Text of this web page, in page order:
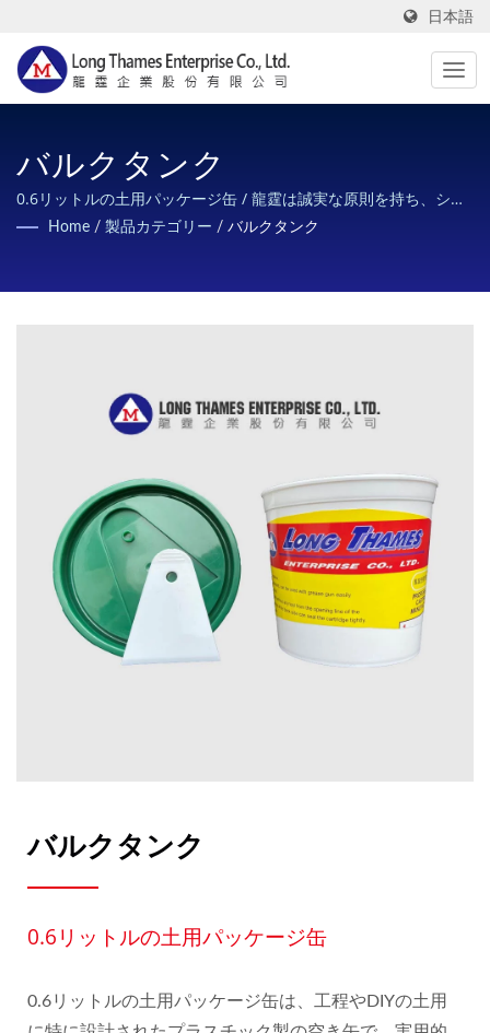
日本語
バルクタンク
0.6リットルの土用パッケージ缶 / 龍霆は誠実な原則を持ち、シリ
コンシーリング用プラスチックチューブの最速の納期、最高の品
Home / 製品カテゴリー / バルクタンク
バルクタンク
0.6リットルの土用パッケージ缶
0.6リットルの土用パッケージ缶は、工程やDIYの土用